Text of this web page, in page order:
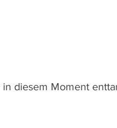
diesem Moment